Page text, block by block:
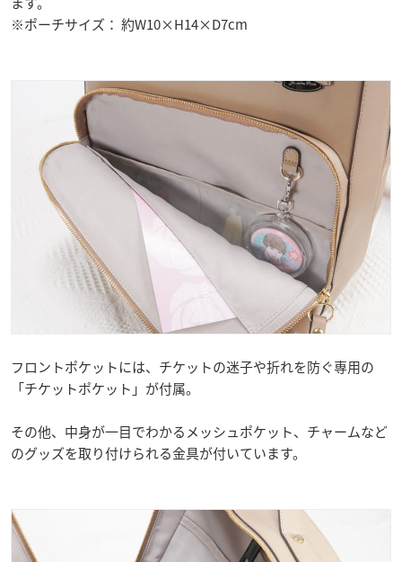
※ポーチサイズ： 約W10×H14×D7cm
フロントポケットには、チケットの迷子や折れを防ぐ専用の
「チケットポケット」が付属。
その他、中身が一目でわかるメッシュポケット、チャームなど
のグッズを取り付けられる金具が付いています。